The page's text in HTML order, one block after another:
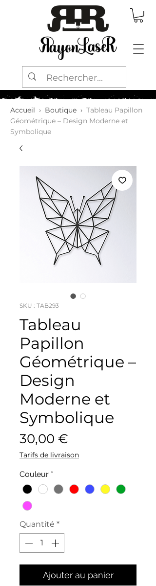
Accueil › Boutique › Tableau Papillon
Géométrique – Design Moderne et
Symbolique
SKU : TAB293
Tableau
Papillon
Géométrique –
Design
Moderne et
Symbolique
30,00 €
Tarifs de livraison
Couleur *
Quantité *
Ajouter au panier